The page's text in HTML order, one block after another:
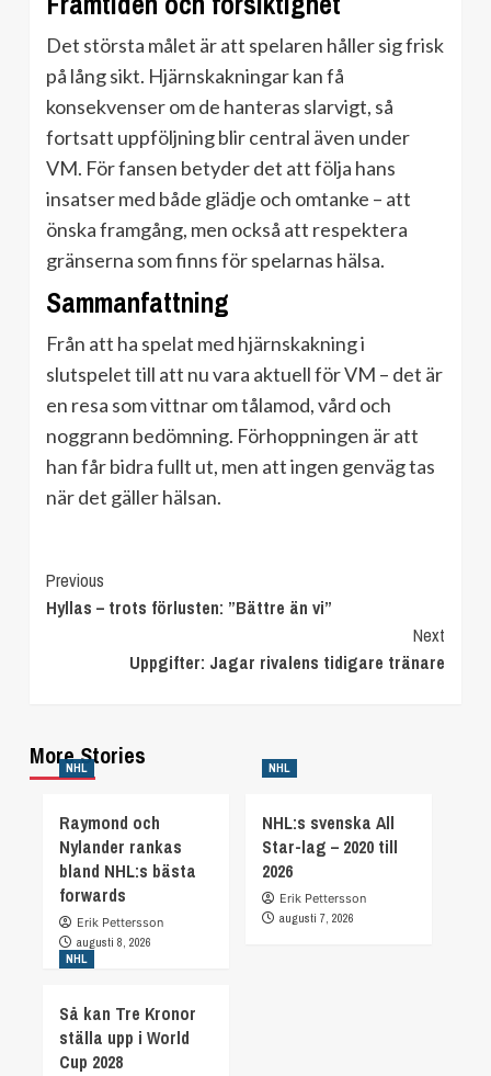
Det största målet är att spelaren håller sig frisk
på lång sikt. Hjärnskakningar kan få
konsekvenser om de hanteras slarvigt, så
fortsatt uppföljning blir central även under
VM. För fansen betyder det att följa hans
insatser med både glädje och omtanke – att
önska framgång, men också att respektera
gränserna som finns för spelarnas hälsa.
Sammanfattning
Från att ha spelat med hjärnskakning i
slutspelet till att nu vara aktuell för VM – det är
en resa som vittnar om tålamod, vård och
noggrann bedömning. Förhoppningen är att
han får bidra fullt ut, men att ingen genväg tas
när det gäller hälsan.
Continue
Reading
Previous
Hyllas – trots förlusten: ”Bättre än vi”
Next
Uppgifter: Jagar rivalens tidigare tränare
More Stories
NHL
Raymond och
Nylander rankas
bland NHL:s bästa
forwards
Erik Pettersson
augusti 8, 2026
NHL
NHL:s svenska All
Star-lag – 2020 till
2026
Erik Pettersson
augusti 7, 2026
NHL
Så kan Tre Kronor
ställa upp i World
Cup 2028